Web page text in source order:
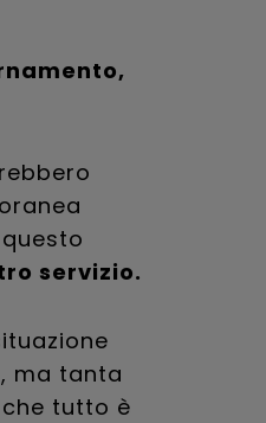
servizio.
ma tanta
tutto è